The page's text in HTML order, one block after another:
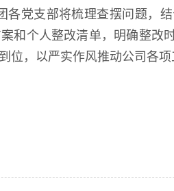
各党支部将梳理查摆问题，
和个人整改清单，明确整改
，以严实作风推动公司各项